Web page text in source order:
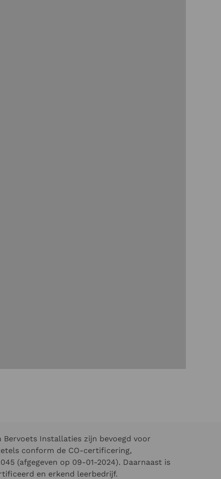
Bervoets Installaties zijn bevoegd voor
conform de CO-certificering,
(afgegeven op 09-01-2024). Daarnaast is
en erkend leerbedrijf.